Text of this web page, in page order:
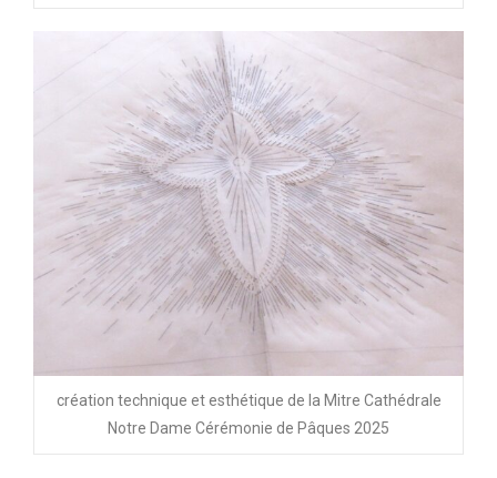
création technique et esthétique de la Mitre Cathédrale
Notre Dame Cérémonie de Pâques 2025